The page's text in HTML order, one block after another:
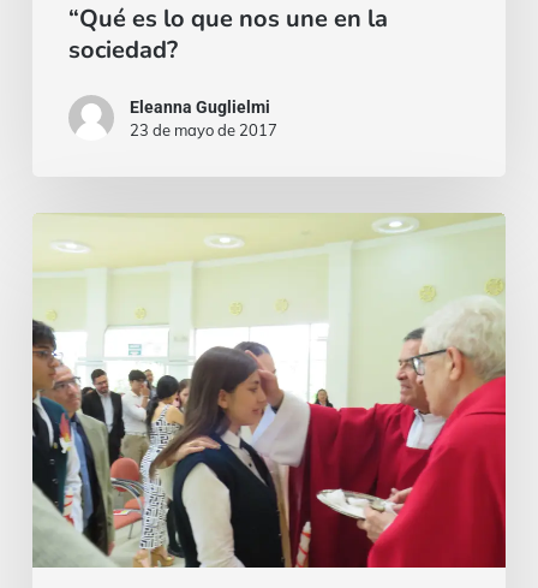
“Qué es lo que nos une en la
sociedad?
Eleanna Guglielmi
23 de mayo de 2017
Espíritu
Santo
realmente
nos
ayuda
crecer:
Confirmaciones